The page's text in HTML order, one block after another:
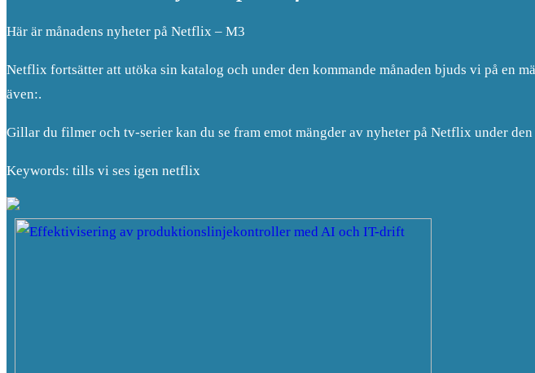
Här är månadens nyheter på Netflix – M3
Netflix fortsätter att utöka sin katalog och under den kommande månaden bjuds vi på en
även:.
Gillar du filmer och tv-serier kan du se fram emot mängder av nyheter på Netflix under den
Keywords: tills vi ses igen netflix